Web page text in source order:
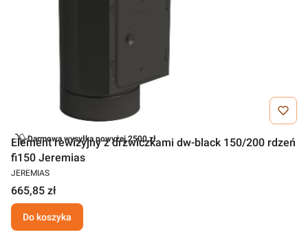
Darmowa wysyłka powyżej 2500 zł
Element rewizyjny z drzwiczkami dw-black 150/200 rdzeń
fi150 Jeremias
JEREMIAS
665,85 zł
Do koszyka